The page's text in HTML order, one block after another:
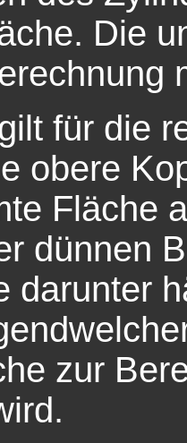
Die
für die
obere
Fläche
dünnen
darunter
zur